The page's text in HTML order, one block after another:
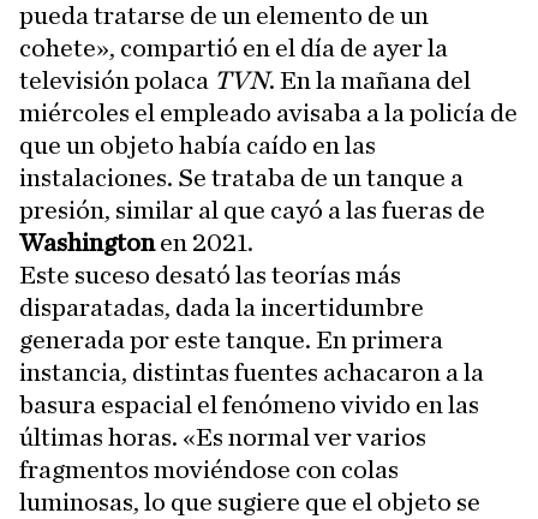
pueda tratarse de un elemento de un
cohete», compartió en el día de ayer la
televisión polaca TVN. En la mañana del
miércoles el empleado avisaba a la policía de
que un objeto había caído en las
instalaciones. Se trataba de un tanque a
presión, similar al que cayó a las fueras de
Washingtonen 2021.
Este suceso desató las teorías más
disparatadas, dada la incertidumbre
generada por este tanque. En primera
instancia, distintas fuentes achacaron a la
basura espacial el fenómeno vivido en las
últimas horas. «Es normal ver varios
fragmentos moviéndose con colas
luminosas, lo que sugiere que el objeto se